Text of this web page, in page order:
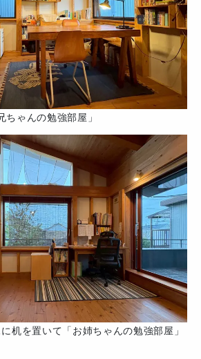
ちゃんの勉強部屋」
机を置いて「お姉ちゃんの勉強部屋」